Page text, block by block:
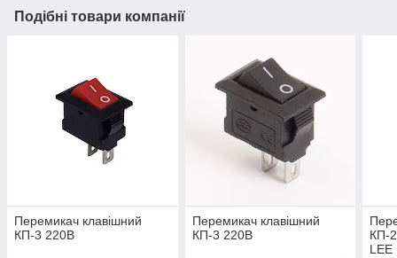
Подібні товари компанії
Перемикач клавішний
КП-3 220В
Перемикач клавішний
КП-3 220В
КП-
LEE